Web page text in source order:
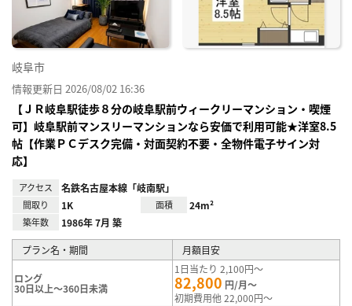
岐阜市
情報更新日 2026/08/02 16:36
【ＪＲ岐阜駅徒歩８分の岐阜駅前ウィークリーマンション・喫煙
可】岐阜駅前マンスリーマンションなら安価で利用可能★洋室8.5
帖【作業ＰＣデスク完備・対面契約不要・全物件電子サイン対
応】
アクセス 名鉄名古屋本線「岐南駅」
間取り 1K 面積 24m²
築年数 1986年 7月 築
プラン名・期間 月額目安
ロング
30日以上～360日未満
1日当たり 2,100円～
82,800 円/月～
初期費用他 22,000円～